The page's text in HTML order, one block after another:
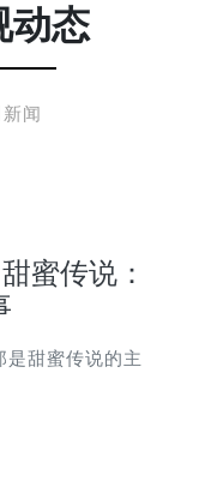
动态
闻
蜜传说：
甜蜜传说的主